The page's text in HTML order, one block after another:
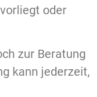
oder
zur Beratung
kann jederzeit,